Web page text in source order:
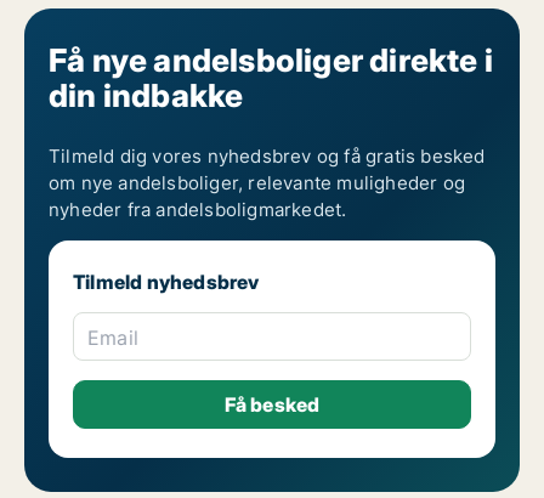
Få nye andelsboliger direkte i
din indbakke
Tilmeld dig vores nyhedsbrev og få gratis besked
om nye andelsboliger, relevante muligheder og
nyheder fra andelsboligmarkedet.
Tilmeld nyhedsbrev
Email